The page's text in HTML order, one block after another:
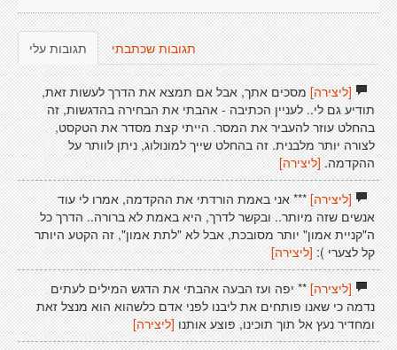
תגובות עלי תגובות שכתבתי
[ליצירה]מסכים אתך, אבל אם תמצא את הדרך לעשות זאת,
תודיע גם לי.. לעניין הכתיבה - אהבתי את הבחירה בהדגשות, זה
בהחלט עוזר להעביר את המסר. הייתי קצת מסדר את הטקסט,
לצורה יותר מלבנית. זה בהחלט שייך למונולוג, ניתן לוותר על
ההקדמה. [ליצירה]
[ליצירה]*** אני באמת הורדתי את ההקדמה, אמרו לי עוד
אנשים שזה מיותר.. ובקשר לדרך, היא באמת לא ברורה.. הדרך כל
ה"קניית אמון" יותר מסובכת, אבל לא "לתת אמון", זה הקטע היותר
קל לצערי ): [ליצירה]
[ליצירה]** יפה ועז הבעה אהבתי את הדגש המילים לעתים
נדמה כי שאנו פותחים את ליבנו לפני אדם כלשהוא הוא מנצל זאת
ומחדיר נעץ אל תוך תוכינו, פוצע אותנו[ליצירה]